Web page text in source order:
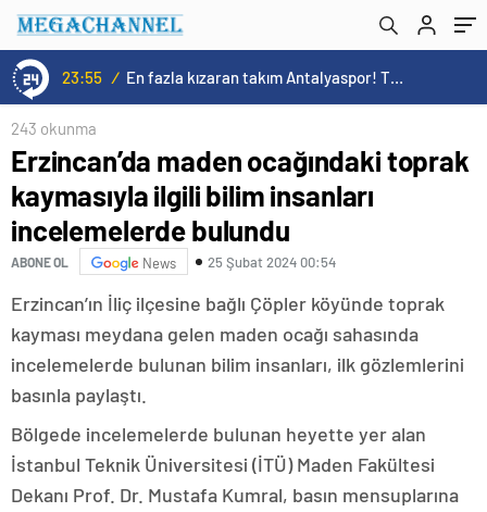
23:55 / En fazla kızaran takım Antalyaspor! Tam 5 futbolcu….
incelemelerde bulundu
243 okunma
Erzincan’da maden ocağındaki toprak
kaymasıyla ilgili bilim insanları
incelemelerde bulundu
ABONE OL News 25 Şubat 2024 00:54
Erzincan’ın İliç ilçesine bağlı Çöpler köyünde toprak
kayması meydana gelen maden ocağı sahasında
incelemelerde bulunan bilim insanları, ilk gözlemlerini
basınla paylaştı.
Bölgede incelemelerde bulunan heyette yer alan
İstanbul Teknik Üniversitesi (İTÜ) Maden Fakültesi
Dekanı Prof. Dr. Mustafa Kumral, basın mensuplarına
ile ortak basın toplantısı düzenledi